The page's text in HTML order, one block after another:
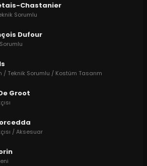
Chastanier
Sorumlu
Dufour
/ Teknik Sorumlu / Kostüm Tasarım
Groot
/ Aksesuar